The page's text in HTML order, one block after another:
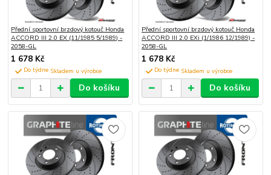
Přední sportovní brzdový kotouč Honda
ACCORD III 2.0 EX (11/1985 5/1989) -
2058-GL
1 678 Kč
Do týdne
Do košíku
Přední sportovní brzdový kotouč Honda
ACCORD III 2.0 EXi (1/1986 12/1989) -
2058-GL
1 678 Kč
Do týdne
Do košíku